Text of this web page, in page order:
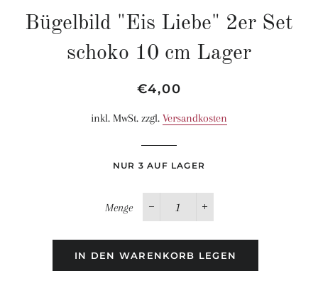
Bügelbild "Eis Liebe" 2er Set
schoko 10 cm Lager
Normaler
Sonderpreis
€4,00
inkl. MwSt. zzgl. Versandkosten
NUR 3 AUF LAGER
Menge
−
+
IN DEN WARENKORB LEGEN